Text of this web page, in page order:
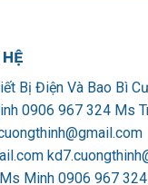
Bị Điện Và Bao Bì
0906 967 324 Ms
Minh 0906 967